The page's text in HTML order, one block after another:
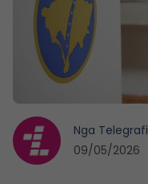
Nga Telegrafi
09/05/2026